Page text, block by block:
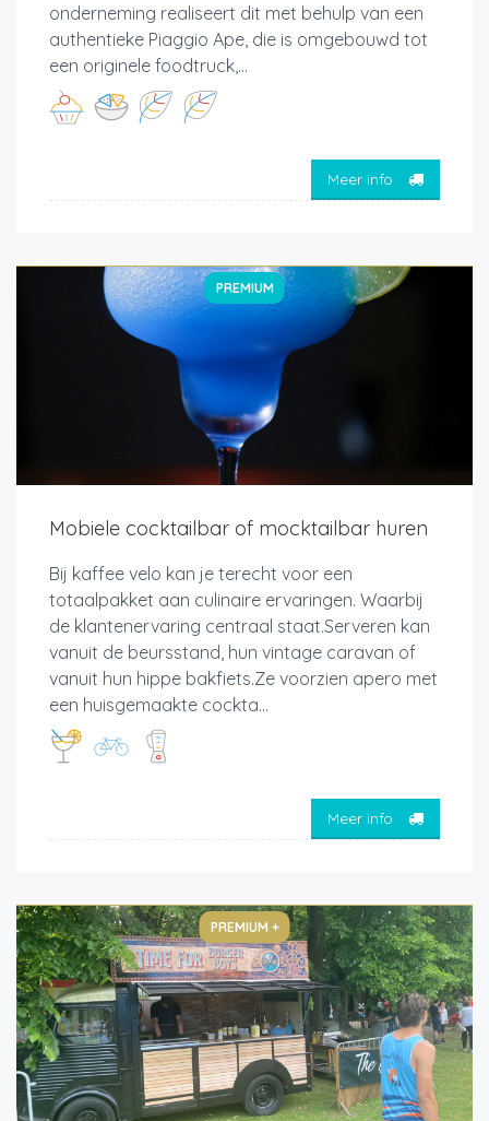
onderneming realiseert dit met behulp van een
authentieke Piaggio Ape, die is omgebouwd tot
een originele foodtruck,...
Meer info
PREMIUM
Mobiele cocktailbar of mocktailbar huren
Bij kaffee velo kan je terecht voor een
totaalpakket aan culinaire ervaringen. Waarbij
de klantenervaring centraal staat.Serveren kan
vanuit de beursstand, hun vintage caravan of
vanuit hun hippe bakfiets.Ze voorzien apero met
een huisgemaakte cockta...
Meer info
PREMIUM +